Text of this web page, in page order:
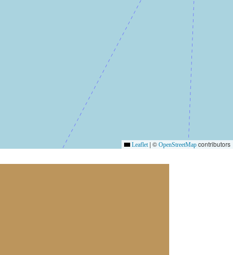
Leaflet | © OpenStreetMap contributors